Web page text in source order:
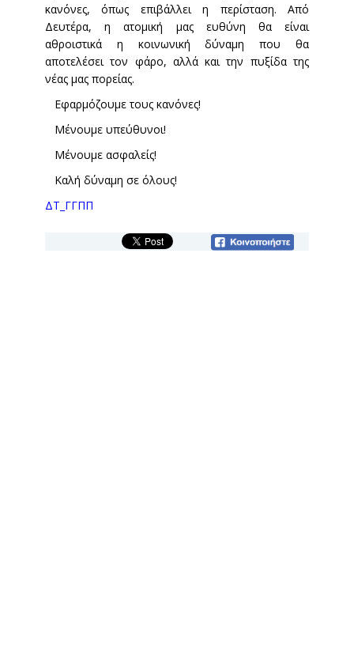
κανόνες, όπως επιβάλλει η περίσταση. Από
Δευτέρα, η ατομική μας ευθύνη θα είναι
αθροιστικά η κοινωνική δύναμη που θα
αποτελέσει τον φάρο, αλλά και την πυξίδα της
νέας μας πορείας.
Εφαρμόζουμε τους κανόνες!
Μένουμε υπεύθυνοι!
Μένουμε ασφαλείς!
Καλή δύναμη σε όλους!
ΔΤ_ΓΓΠΠ